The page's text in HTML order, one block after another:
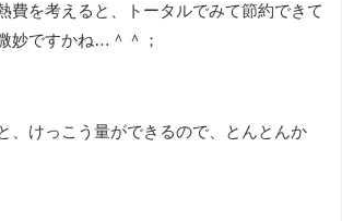
費を考えると、トータルでみて節約できて
妙ですかね…＾＾；
、けっこう量ができるので、とんとんか